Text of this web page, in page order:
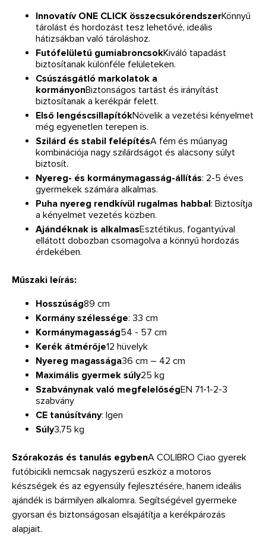
Innovatív ONE CLICK összecsukórendszerKönnyű
tárolást és hordozást tesz lehetővé, ideális
hátizsákban való tároláshoz.
Futófelületű gumiabroncsokKiváló tapadást
biztosítanak különféle felületeken.
Csúszásgátló markolatok a
kormányonBiztonságos tartást és irányítást
biztosítanak a kerékpár felett.
Első lengéscsillapítókNövelik a vezetési kényelmet
még egyenetlen terepen is.
Szilárd és stabil felépítésA fém és műanyag
kombinációja nagy szilárdságot és alacsony súlyt
biztosít.
Nyereg- és kormánymagasság-állítás: 2-5 éves
gyermekek számára alkalmas.
Puha nyereg rendkívül rugalmas habbal: Biztosítja
a kényelmet vezetés közben.
Ajándéknak is alkalmasEsztétikus, fogantyúval
ellátott dobozban csomagolva a könnyű hordozás
érdekében.
Műszaki leírás:
Hosszúság89 cm
Kormány szélessége: 33 cm
Kormánymagasság54 - 57 cm
Kerék átmérője12 hüvelyk
Nyereg magassága36 cm – 42 cm
Maximális gyermek súly25 kg
Szabványnak való megfelelőségEN 71-1-2-3
szabvány
CE tanúsítvány: Igen
Súly3,75 kg
Szórakozás és tanulás egybenA COLIBRO Ciao gyerek
futóbicikli nemcsak nagyszerű eszköz a motoros
készségek és az egyensúly fejlesztésére, hanem ideális
ajándék is bármilyen alkalomra. Segítségével gyermeke
gyorsan és biztonságosan elsajátítja a kerékpározás
alapjait.